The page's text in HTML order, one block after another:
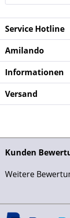
Service Hotline
Amilando
Informationen
Versand
Kunden
Weitere